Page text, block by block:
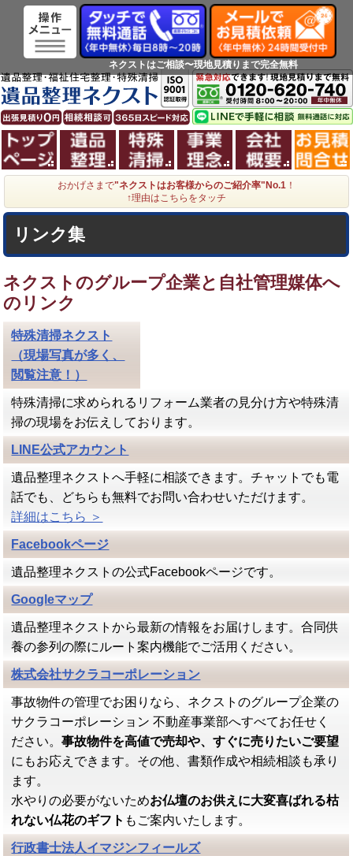
ホーム 遺品整理 特殊清掃 事業理念 会社概
おかげさまで"ネクストはお客様からのご紹介率"No.1 ！
↑理由はこちらをタッチ
リンク集
ネクストのグループ企業と自社管理媒体へ
のリンク
特殊清掃ネクスト
（現場写真が多く、
閲覧注意！）
特殊清掃に求められるリフォーム業者の見分け方や特殊清
掃の現場をお伝えしております。
LINE公式アカウント
遺品整理ネクストへ手軽に相談できます。チャットでも電
話でも、どちらも無料でお問い合わせいただけます。
詳細はこちら ＞
Facebookページ
遺品整理ネクストの公式Facebookページです。
Googleマップ
遺品整理ネクストから最新の情報をお届けします。合同供
養の参列の際にルート案内機能でご活用ください。
株式会社サクラコーポレーション
事故物件の管理でお困りなら、ネクストのグループ企業の
サクラコーポレーション 不動産事業部へすべてお任せく
ださい。事故物件を高値で売却や、すぐに売りたいご要望
にもお応えできます。その他、書類作成や相続相談も承り
ます。
水やりの必要がないためお仏壇のお供えに大変喜ばれる枯
れない仏花のギフト もご案内いたします。
行政書士法人イマジンフィールズ
ネクストはご相談〜現地見積りまで完全無料